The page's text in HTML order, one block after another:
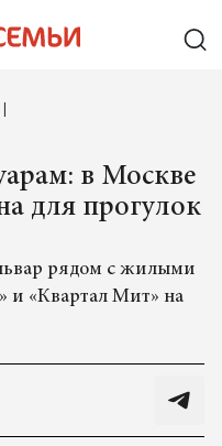
в Москве
для прогулок
рядом с жилыми
и «Квартал Мит» на